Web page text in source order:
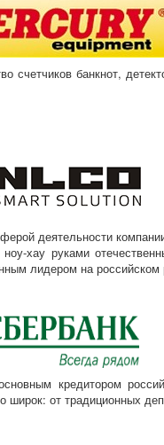
счетчиков банкнот,
деятельности
ноу-хау руками
лидером на российском
кредитором
широк: от традиционных